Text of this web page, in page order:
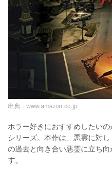
出典 : www.amazon.co.jp
ホラー好きにおすすめしたいの
シリーズ。本作は、悪霊に対
の過去と向き合い悪霊に立ち
す。